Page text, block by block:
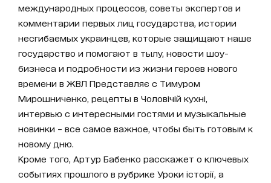
международных процессов, советы экспертов и
комментарии первых лиц государства, истории
несгибаемых украинцев, которые защищают наше
государство и помогают в тылу, новости шоу-
бизнеса и подробности из жизни героев нового
времени в ЖВЛ Представляє с Тимуром
Мирошниченко, рецепты в Чоловічій кухні,
интервью с интересными гостями и музыкальные
новинки – все самое важное, чтобы быть готовым к
новому дню.
Кроме того, Артур Бабенко расскажет о ключевых
событиях прошлого в рубрике Уроки історії, а